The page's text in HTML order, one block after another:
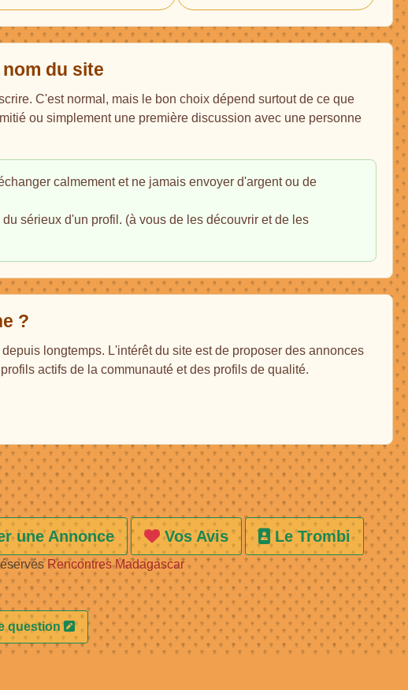
du site
C'est normal, mais le bon choix dépend surtout de ce que
ou simplement une première discussion avec une personne
calmement et ne jamais envoyer d'argent ou de
sérieux d'un profil. (à vous de les découvrir et de les
?
longtemps. L'intérêt du site est de proposer des annonces
actifs de la communauté et des profils de qualité.
une Annonce Vos Avis Le Trombi
Rencontres Madagascar
question